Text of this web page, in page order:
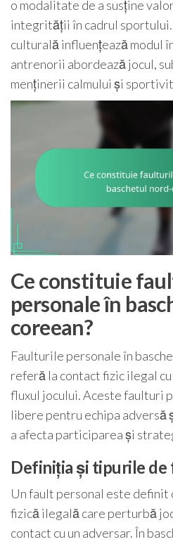
o modalitate de a susține
integrității în cadrul
culturală influențează modul
antrenorii abordează jocul,
menținerii calmului și
Ce constituie
personale în
coreean?
Faulturile personale în
referă la contact fizic ilegal
fluxul jocului. Aceste faulturi
libere pentru echipa adversă
a afecta participarea și
Definiția și tipurile
Un fault personal este definit
fizică ilegală care perturbă
contact cu un adversar. În